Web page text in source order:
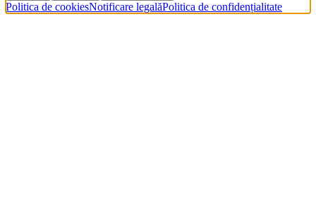
Politica de cookiesNotificare legalăPolitica de confidențialitate